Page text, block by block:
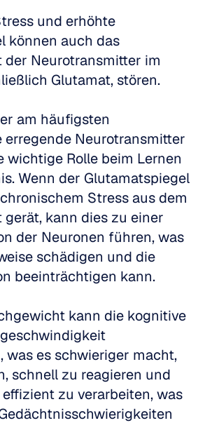
und erhöhte
können auch das
der Neurotransmitter im
Glutamat, stören.
am häufigsten
erregende Neurotransmitter
wichtige Rolle beim Lernen
Wenn der Glutamatspiegel
Stress aus dem
kann dies zu einer
der Neuronen führen, was
schädigen und die
beeinträchtigen kann.
kann die kognitive
was es schwieriger macht,
schnell zu reagieren und
zu verarbeiten, was